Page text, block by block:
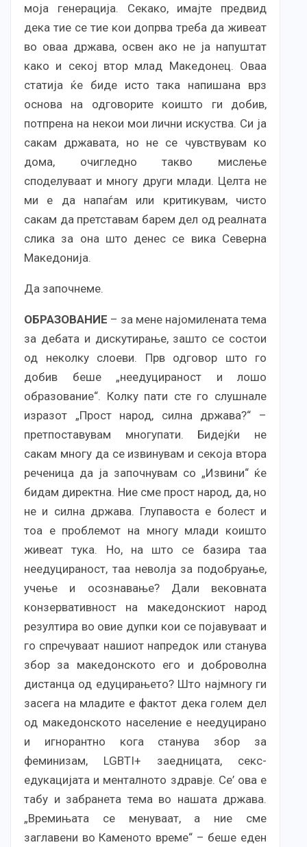
моја генерација. Секако, имајте предвид
дека тие се тие кои допрва треба да живеат
во оваа држава, освен ако не ја напуштат
како и секој втор млад Македонец. Оваа
статија ќе биде исто така напишана врз
основа на одговорите коишто ги добив,
потпрена на некои мои лични искуства. Си ја
сакам државата, но не се чувствувам ко
дома, очигледно такво мислење
споделуваат и многу други млади. Целта не
ми е да напаѓам или критикувам, чисто
сакам да претставам барем дел од реалната
слика за она што денес се вика Северна
Македонија.
Да започнеме.
ОБРАЗОВАНИЕ – за мене најомилената тема
за дебата и дискутирање, зашто се состои
од неколку слоеви. Прв одговор што го
добив беше „неедуцираност и лошо
образование“. Колку пати сте го слушнале
изразот „Прост народ, силна држава?“ –
претпоставувам многупати. Бидејќи не
сакам многу да се извинувам и секоја втора
реченица да ја започнувам со „Извини“ ќе
бидам директна. Ние сме прост народ, да, но
не и силна држава. Глупавоста е болест и
тоа е проблемот на многу млади коишто
живеат тука. Но, на што се базира таа
неедуцираност, таа неволја за подобруање,
учење и осознавање? Дали вековната
конзервативност на македонскиот народ
резултира во овие дупки кои се појавуваат и
го спречуваат нашиот напредок или станува
збор за македонското его и доброволна
дистанца од едуцирањето? Што најмногу ги
засега на младите е фактот дека голем дел
од македонското население е неедуцирано
и игнорантно кога станува збор за
феминизам, LGBTI+ заедницата, секс-
едукацијата и менталното здравје. Се’ ова е
табу и забранета тема во нашата држава.
„Времињата се менуваат, а ние сме
заглавени во Каменото време“ – беше еден